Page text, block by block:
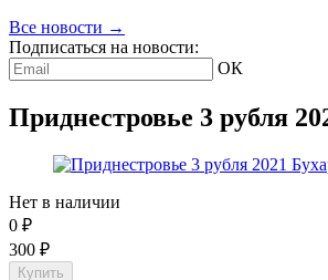
Все новости →
Подписаться на новости:
ОК
Приднестровье 3 рубля
Нет в наличии
0 ₽
300 ₽